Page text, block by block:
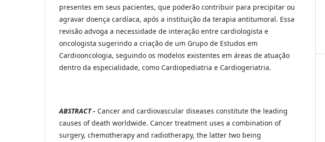
presentes em seus pacientes, que poderão contribuir para precipitar ou
agravar doença cardíaca, após a instituição da terapia antitumoral. Essa
revisão advoga a necessidade de interação entre cardiologista e
oncologista sugerindo a criação de um Grupo de Estudos em
Cardiooncologia, seguindo os modelos existentes em áreas de atuação
dentro da especialidade, como Cardiopediatria e Cardiogeriatria.
ABSTRACT - Cancer and cardiovascular diseases constitute the leading
causes of death worldwide. Cancer treatment uses a combination of
surgery, chemotherapy and radiotherapy, the latter two being